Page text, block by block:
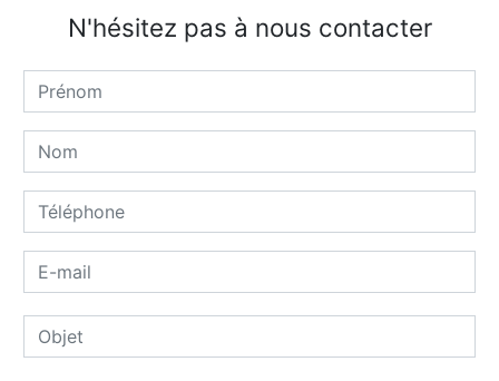
N'hésitez pas à nous contacter